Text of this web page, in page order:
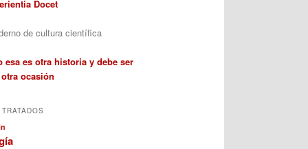
Docet
de cultura científica
esa es otra historia y debe ser
ocasión